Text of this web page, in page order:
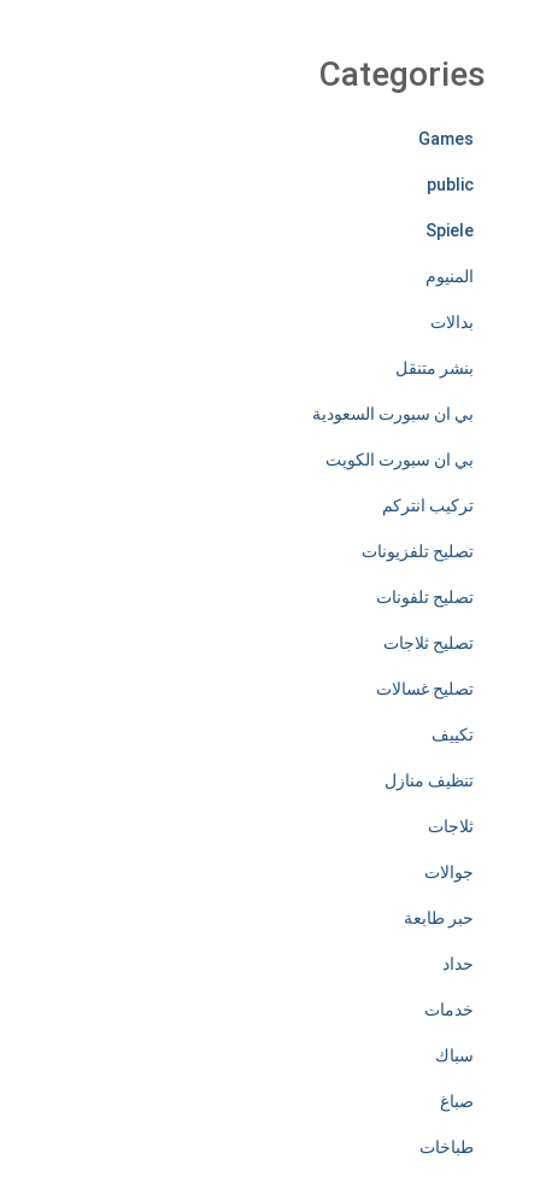
e
s
s
y
d
e
d
c
a
e
d
o
h
e
c
e
Categories
Games
public
Spiele
المنيوم
بدالات
بنشر متنقل
بي ان سبورت السعودية
بي ان سبورت الكويت
تركيب انتركم
تصليح تلفزيونات
تصليح تلفونات
تصليح ثلاجات
تصليح غسالات
تكييف
تنظيف منازل
ثلاجات
جوالات
حبر طابعة
حداد
خدمات
سباك
صباغ
طباخات